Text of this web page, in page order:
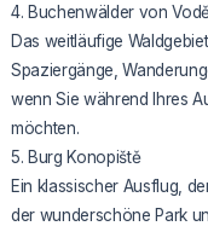
4. Buchenwälder von
Das weitläufige
Spaziergänge,
wenn Sie während Ihres
möchten.
5. Burg Konopiště
Ein klassischer Ausflug,
der wunderschöne Park